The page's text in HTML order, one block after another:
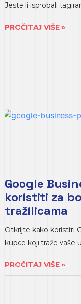
Jeste li isprobali
PROČITAJ VIŠE »
Google
koristiti za
tražilicama
Otkrijte kako koristiti
kupce koji traže vaše
PROČITAJ VIŠE »